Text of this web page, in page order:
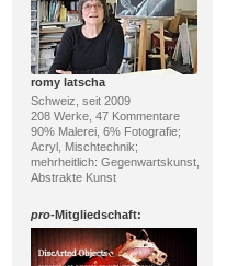
romy latscha
Schweiz, seit 2009
208 Werke, 47 Kommentare
90% Malerei, 6% Fotografie;
Acryl, Mischtechnik;
mehrheitlich: Gegenwartskunst,
Abstrakte Kunst
pro-Mitgliedschaft: